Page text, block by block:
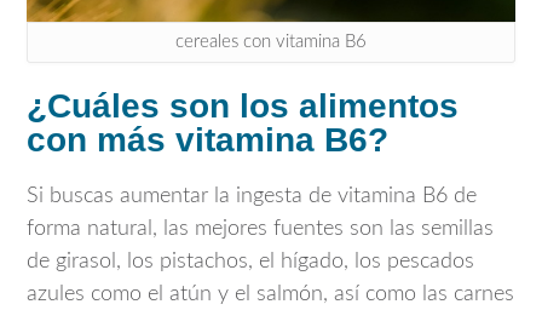
cereales con vitamina B6
¿Cuáles son los alimentos
con más vitamina B6?
Si buscas aumentar la ingesta de vitamina B6 de
forma natural, las mejores fuentes son las semillas
de girasol, los pistachos, el hígado, los pescados
azules como el atún y el salmón, así como las carnes